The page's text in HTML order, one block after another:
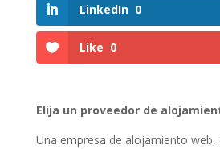
LinkedIn 0
Like 0
Elija un proveedor de
Una empresa de alojamiento web,